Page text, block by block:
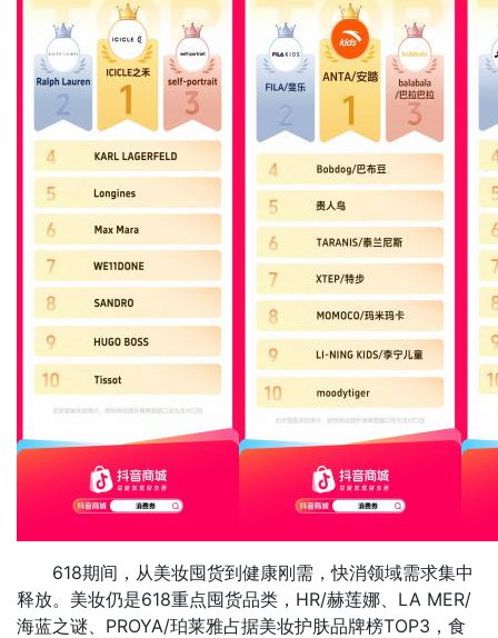
618期间，从美妆囤货到健康刚需，快消领域需求集中
释放。美妆仍是618重点囤货品类，HR/赫莲娜、LA MER/
海蓝之谜、PROYA/珀莱雅占据美妆护肤品牌榜TOP3，食